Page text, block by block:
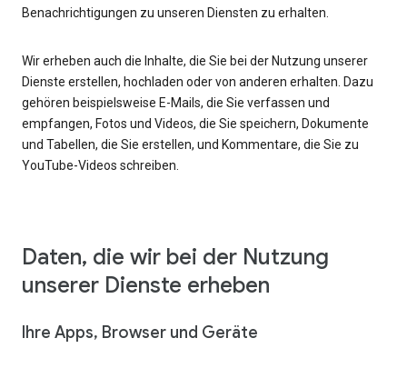
Benachrichtigungen zu unseren Diensten zu erhalten.
Wir erheben auch die Inhalte, die Sie bei der Nutzung unserer
Dienste erstellen, hochladen oder von anderen erhalten. Dazu
gehören beispielsweise E-Mails, die Sie verfassen und
empfangen, Fotos und Videos, die Sie speichern, Dokumente
und Tabellen, die Sie erstellen, und Kommentare, die Sie zu
YouTube-Videos schreiben.
Daten, die wir bei der Nutzung
unserer Dienste erheben
Ihre Apps, Browser und Geräte